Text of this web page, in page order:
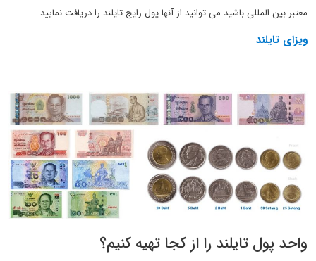
معتبر بین المللی باشید می توانید از آنها پول رایج تایلند را دریافت نمایید.
ویزای تایلند
واحد پول تایلند را از کجا تهیه کنیم؟